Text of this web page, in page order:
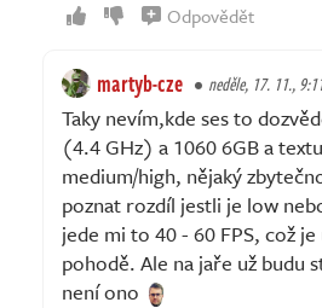
Odpovědět
martyb-cze neděle, 17. 11.,
Taky nevím,kde ses to
(4.4 GHz) a 1060 6GB a
medium/high, nějaký
poznat rozdíl jestli je low
jede mi to 40 - 60 FPS, což
pohodě. Ale na jaře už budu
není ono